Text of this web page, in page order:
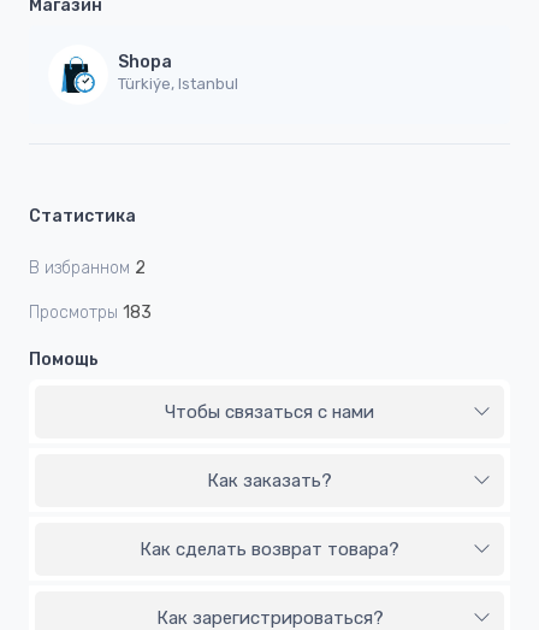
Магазин
Shopa
Türkiýe, Istanbul
Статистика
В избранном 2
Просмотры 183
Помощь
Чтобы связаться с нами
Как заказать?
Как сделать возврат товара?
Как зарегистрироваться?